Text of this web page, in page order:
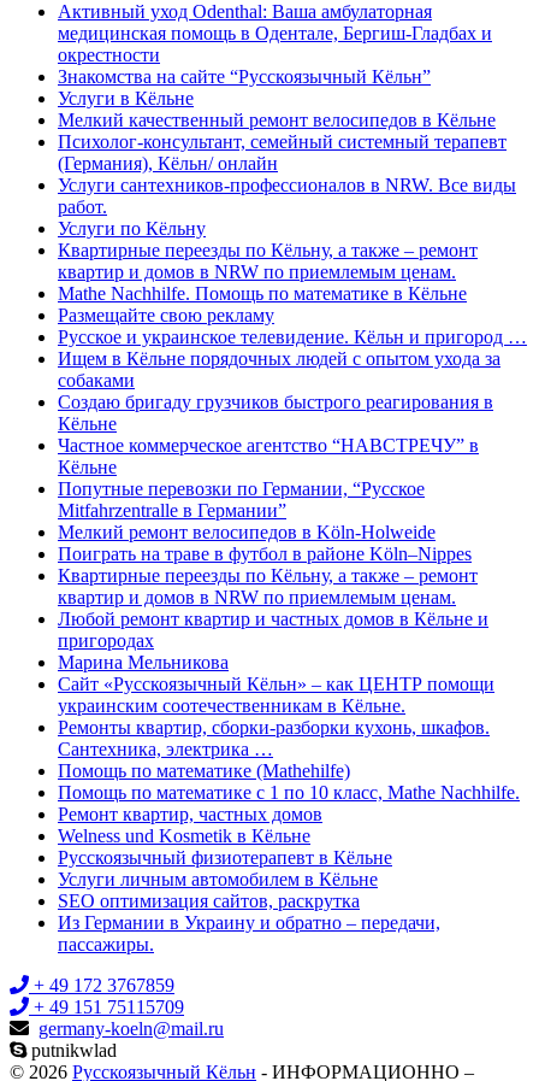
Активный уход Odenthal: Ваша амбулаторная
медицинская помощь в Одентале, Бергиш-Гладбах и
окрестности
Знакомства на сайте “Русскоязычный Кёльн”
Услуги в Кёльне
Мелкий качественный ремонт велосипедов в Кёльне
Психолог-консультант, семейный системный терапевт
(Германия), Кёльн/ онлайн
Услуги сантехников-профессионалов в NRW. Все виды
работ.
Услуги по Кёльну
Квартирные переезды по Кёльну, а также – ремонт
квартир и домов в NRW по приемлемым ценам.
Mathe Nachhilfe. Помощь по математике в Кёльне
Размещайте свою рекламу
Русское и украинское телевидение. Кёльн и пригород …
Ищем в Кёльне порядочных людей с опытом ухода за
собаками
Создаю бригаду грузчиков быстрого реагирования в
Кёльне
Частное коммерческое агентство “НАВСТРЕЧУ” в
Кёльне
Попутные перевозки по Германии, “Русское
Mitfahrzentralle в Германии”
Мелкий ремонт велосипедов в Köln-Holweide
Поиграть на траве в футбол в районе Köln–Nippes
Квартирные переезды по Кёльну, а также – ремонт
квартир и домов в NRW по приемлемым ценам.
Любой ремонт квартир и частных домов в Кёльне и
пригородах
Марина Мельникова
Сайт «Русскоязычный Кёльн» – как ЦЕНТР помощи
украинским соотечественникам в Кёльне.
Ремонты квартир, сборки-разборки кухонь, шкафов.
Сантехника, электрика …
Помощь по математике (Mathehilfe)
Помощь по математике с 1 по 10 класс, Mathe Nachhilfe.
Ремонт квартир, частных домов
Welness und Kosmetik в Кёльне
Русскоязычный физиотерапевт в Кёльне
Услуги личным автомобилем в Кёльне
SEO оптимизация сайтов, раскрутка
Из Германии в Украину и обратно – передачи,
пассажиры.
+ 49 172 3767859
+ 49 151 75115709
germany-koeln@mail.ru
putnikwlad
© 2026 Русскоязычный Кёльн - ИНФОРМАЦИОННО –